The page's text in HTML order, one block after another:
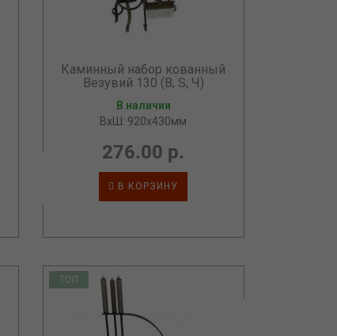
Каминный набор кованный
Везувий 130 (B, S, Ч)
В наличии
ВхШ: 920х430мм
276.00 р.
В КОРЗИНУ
ТОП